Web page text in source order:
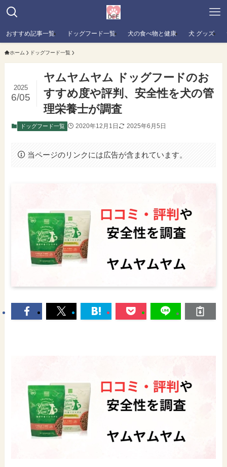
おすすめ記事一覧 ドッグフード一覧 犬の食べ物と健康 犬 グッズ
ホーム ドッグフード一覧
ヤムヤムヤム ドッグフードのお
すすめ度や評判、安全性を犬の管
理栄養士が調査
2025
6/05
ドッグフード一覧 2020年12月1日 2025年6月5日
当ページのリンクには広告が含まれています。